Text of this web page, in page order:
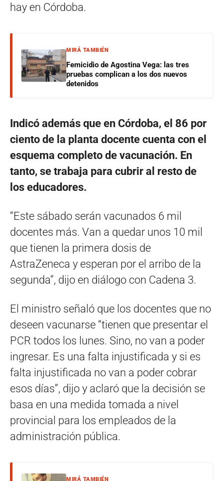
hay en Córdoba.
MIRÁ TAMBIÉN
Femicidio de Agostina Vega: las tres
pruebas complican a los dos nuevos
detenidos
Indicó además que en Córdoba, el 86 por
ciento de la planta docente cuenta con el
esquema completo de vacunación. En
tanto, se trabaja para cubrir al resto de
los educadores.
“Este sábado serán vacunados 6 mil
docentes más. Van a quedar unos 10 mil
que tienen la primera dosis de
AstraZeneca y esperan por el arribo de la
segunda”, dijo en diálogo con Cadena 3.
El ministro señaló que los docentes que no
deseen vacunarse “tienen que presentar el
PCR todos los lunes. Sino, no van a poder
ingresar. Es una falta injustificada y si es
falta injustificada no van a poder cobrar
esos días”, dijo y aclaró que la decisión se
basa en una medida tomada a nivel
provincial para los empleados de la
administración pública.
MIRÁ TAMBIÉN